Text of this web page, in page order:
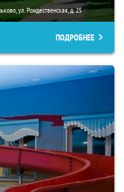
ул. Рождественская, д. 25
ПОДРОБНЕЕ